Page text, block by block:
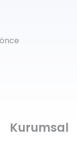
Kurumsal